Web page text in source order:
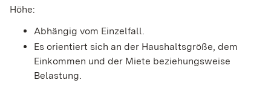
Höhe:
Abhängig vom Einzelfall.
Es orientiert sich an der Haushaltsgröße, dem
Einkommen und der Miete beziehungsweise
Belastung.